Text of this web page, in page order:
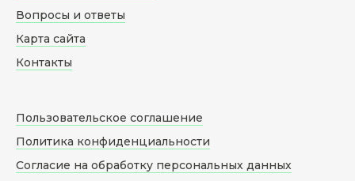
Вопросы и ответы
Карта сайта
Контакты
Пользовательское соглашение
Политика конфиденциальности
Согласие на обработку персональных данных